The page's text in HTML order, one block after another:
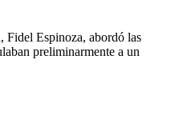
Fidel Espinoza, abordó las
preliminarmente a un